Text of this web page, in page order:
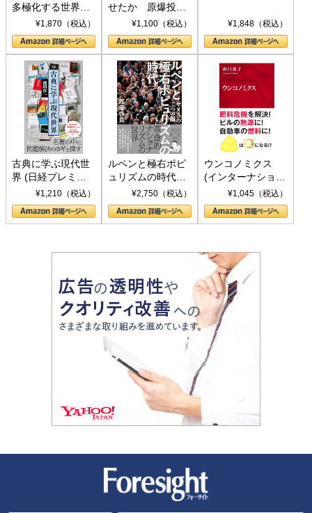
多極化する世界：
トランプとBRICS
の挑戦
¥1,870（税込）
せたか 原爆投
下、ソ連参戦、そ
して聖断 (PHP新
書)
¥1,100（税込） ¥1,848（税込）
古典に学ぶ現代世
界 (日経プレミア
シリーズ)¥1,210（税込）
ルペンと極右ポピ
ュリズムの時代：
〈ヤヌス〉の二つ
の顔
¥2,750（税込）
ウンコノミクス
(インターナショナ
ル新書)¥1,045（税込）